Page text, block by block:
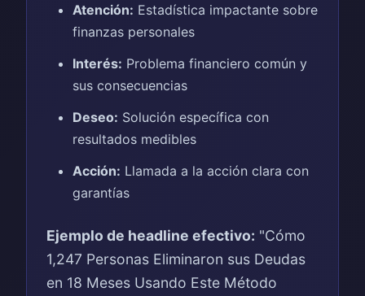
Atención: Estadística impactante sobre
finanzas personales
Interés: Problema financiero común y
sus consecuencias
Deseo: Solución específica con
resultados medibles
Acción: Llamada a la acción clara con
garantías
Ejemplo de headline efectivo: "Cómo
1,247 Personas Eliminaron sus Deudas
en 18 Meses Usando Este Método